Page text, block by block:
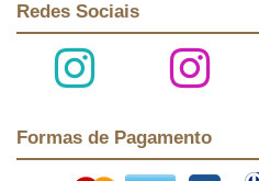
Redes Sociais
Formas de Pagamento